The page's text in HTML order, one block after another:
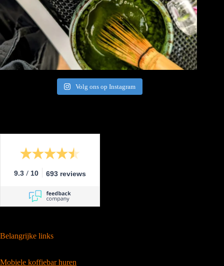
Volg ons op Instagram
9.3 / 10 693 reviews
Belangrijke links
Mobiele koffiebar huren